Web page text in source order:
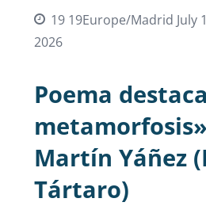
19 19Europe/Madrid July
2026
Poema
Martín Yáñez
Tártaro)